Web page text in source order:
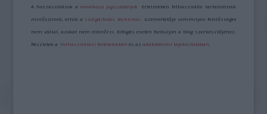
A hozzászólások avonatkozó jogszabályok értelmében felhasználói tartalomnak
minősülnek, értük a szolgáltatás technikai üzemeltetője semmilyen felelősséget
nem vállal, azokat nem ellenőrzi. Kifogás esetén forduljon a blog szerkesztőjéhez.
Részletek a Felhasználási feltételekben és azadatvédelmi tájékoztatóban